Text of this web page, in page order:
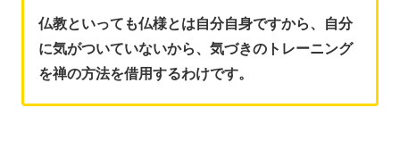
仏教といっても仏様とは自分自身ですから、自分
に気がついていないから、気づきのトレーニング
を禅の方法を借用するわけです。